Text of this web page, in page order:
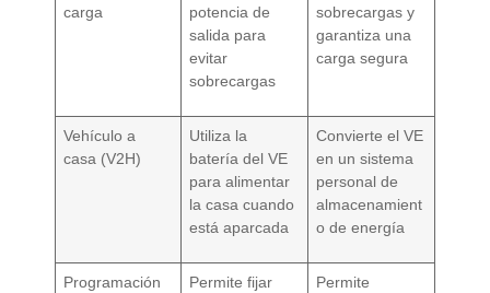
carga
potencia de
salida para
evitar
sobrecargas
sobrecargas y
garantiza una
carga segura
Vehículo a
casa (V2H)
Utiliza la
batería del VE
para alimentar
la casa cuando
está aparcada
Convierte el VE
en un sistema
personal de
almacenamient
o de energía
Programación
Permite fijar
Permite